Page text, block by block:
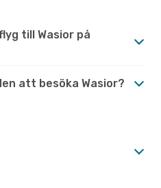
till Wasior på
att besöka Wasior?